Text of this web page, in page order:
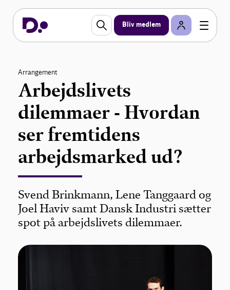
Bliv medlem
Arrangement
Arbejdslivets
dilemmaer - Hvordan
ser fremtidens
arbejdsmarked ud?
Svend Brinkmann, Lene Tanggaard og
Joel Haviv samt Dansk Industri sætter
spot på arbejdslivets dilemmaer.